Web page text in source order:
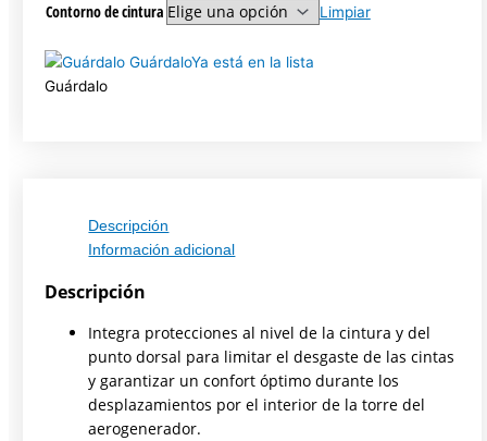
Contorno de cintura Limpiar
GuárdaloYa está en la lista
Guárdalo
Descripción
Información adicional
Descripción
Integra protecciones al nivel de la cintura y del
punto dorsal para limitar el desgaste de las cintas
y garantizar un confort óptimo durante los
desplazamientos por el interior de la torre del
aerogenerador.